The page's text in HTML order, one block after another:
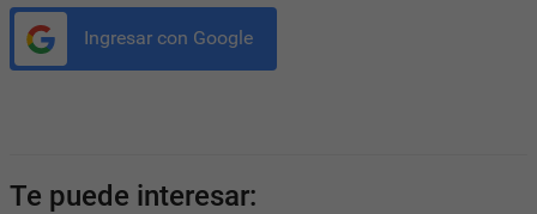
Ingresar con Google
Te puede interesar: